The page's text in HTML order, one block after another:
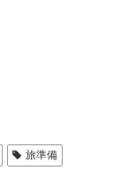
旅準備